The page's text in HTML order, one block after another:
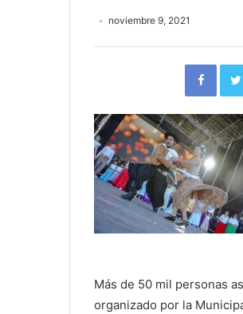
noviembre 9, 2021
Más de 50 mil personas
organizado por la